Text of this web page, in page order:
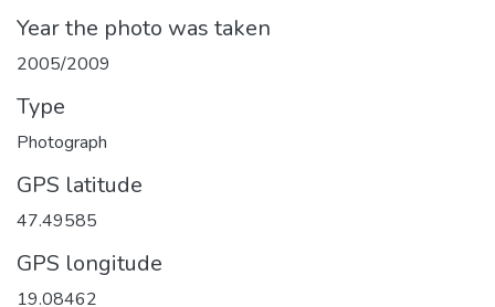
Year the photo was taken
2005/2009
Type
Photograph
GPS latitude
47.49585
GPS longitude
19.08462